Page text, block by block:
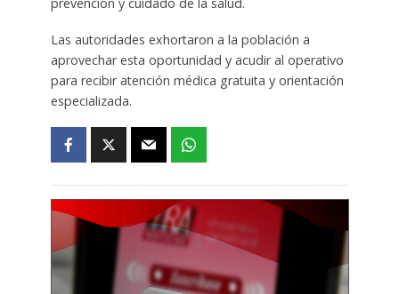
prevención y cuidado de la salud.
Las autoridades exhortaron a la población a
aprovechar esta oportunidad y acudir al operativo
para recibir atención médica gratuita y orientación
especializada.